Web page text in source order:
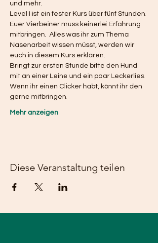
und mehr.
Level I ist ein fester Kurs über fünf Stunden.
Euer Vierbeiner muss keinerlei Erfahrung
mitbringen.  Alles was ihr zum Thema
Nasenarbeit wissen müsst, werden wir
euch in diesem Kurs erklären.
Bringt zur ersten Stunde bitte den Hund
mit an einer Leine und ein paar Leckerlies.
Wenn ihr einen Clicker habt, könnt ihr den
gerne mitbringen.
Mehr anzeigen
Diese Veranstaltung teilen